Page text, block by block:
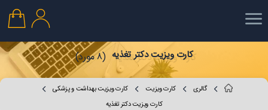
کارت ویزیت دکتر تغذیه (8 مورد)
گالری کارت ویزیت
کارت ویزیت بهداشت و پزشکی
کارت ویزیت دکتر تغذیه